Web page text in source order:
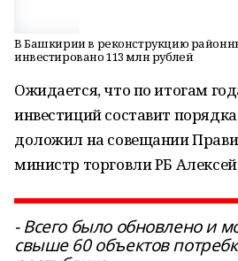
В Башкирии в реконструкцию
инвестировано 113 млн рублей
Ожидается, что по итогам
инвестиций составит
доложил на совещании
министр торговли РБ Алексей
- Всего было обновлено и
свыше 60 объектов